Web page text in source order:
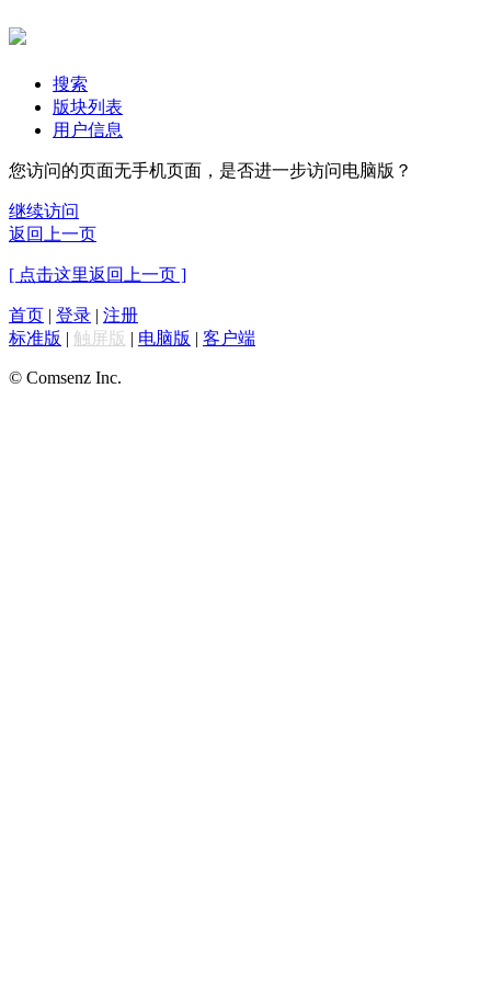
搜索
版块列表
用户信息
您访问的页面无手机页面，是否进一步访问电脑版？
继续访问
返回上一页
[ 点击这里返回上一页 ]
首页 | 登录 | 注册
标准版 | 触屏版 | 电脑版 | 客户端
© Comsenz Inc.